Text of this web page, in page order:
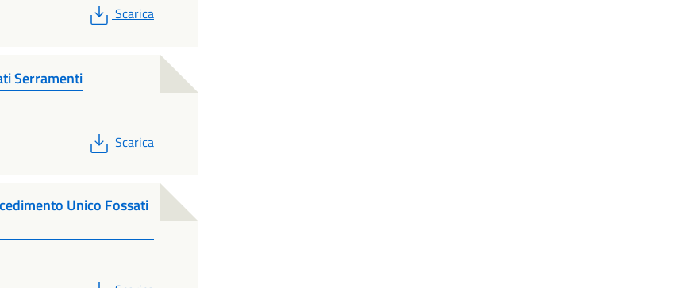
PDF
Scarica
Serramenti
PDF
Scarica
Unico Fossati